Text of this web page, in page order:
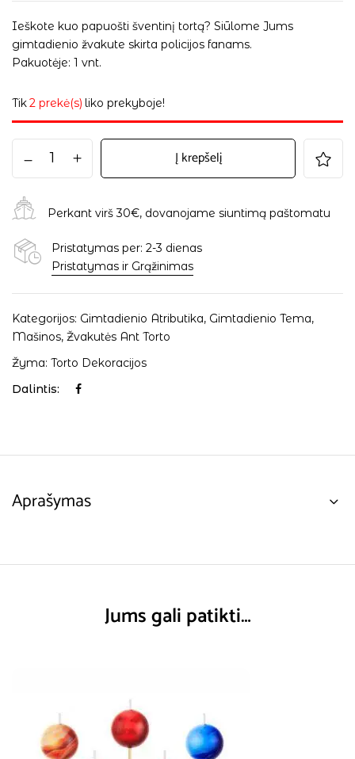
Ieškote kuo papuošti šventinį tortą? Siūlome Jums
gimtadienio žvakute skirta policijos fanams.
Pakuotėje: 1 vnt.
Tik2 prekė(s) liko prekyboje!
Į krepšelį
Perkant virš 30€, dovanojame siuntimą paštomatu
Pristatymas per: 2-3 dienas
Pristatymas ir Grąžinimas
Kategorijos: Gimtadienio Atributika, Gimtadienio Tema,
Mašinos, Žvakutės Ant Torto
Žyma: Torto Dekoracijos
Dalintis:
Aprašymas
Jums gali patikti…